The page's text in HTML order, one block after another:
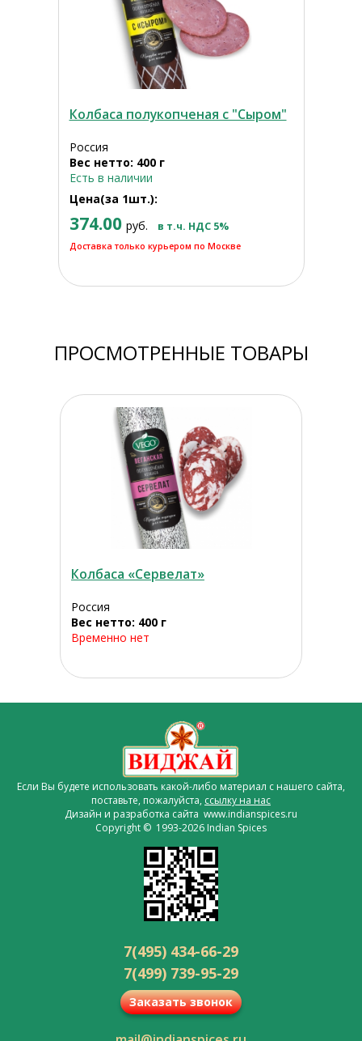
Колбаса полукопченая с "Сыром"
Россия
Вес нетто: 400 г
Есть в наличии
Цена(за 1шт.):
374.00 руб. в т.ч. НДС 5%
Доставка только курьером по Москве
ПРОСМОТРЕННЫЕ ТОВАРЫ
Колбаса «Сервелат»
Россия
Вес нетто: 400 г
Временно нет
Если Вы будете использовать какой-либо материал с нашего сайта,
поставьте, пожалуйста, ссылку на нас
Дизайн и разработка сайта www.indianspices.ru
Copyright © 1993-2026 Indian Spices
7(495) 434-66-29
7(499) 739-95-29
Заказать звонок